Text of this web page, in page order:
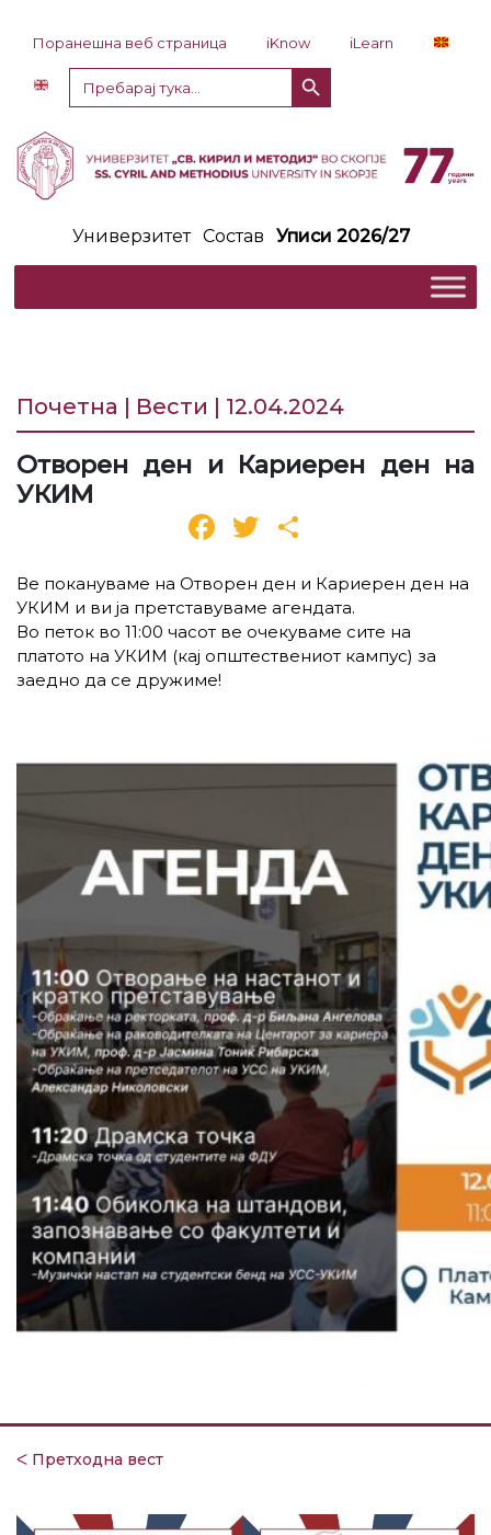
Поранешна веб страница iKnow
iLearn
Пребарај
за:
Копче за пребарување
Универзитет Состав Уписи 2026/27
Почетна | Вести | 12.04.2024
Отворен ден и Кариерен ден на
УКИМ
Facebook
Twitter
Ве покануваме на Отворен ден и Кариерен ден на
УКИМ и ви ја претставуваме агендата.
Во петок во 11:00 часот ве очекуваме сите на
платото на УКИМ (кај општествениот кампус) за
заедно да се дружиме!
ᐸ Претходна вест